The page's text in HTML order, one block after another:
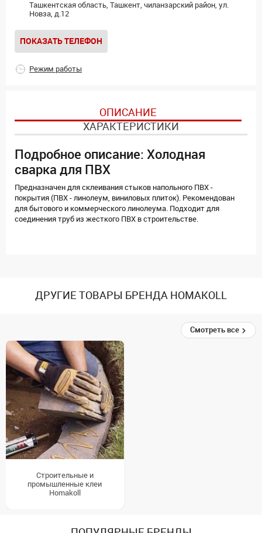
Ташкентская область, Ташкент, чиланзарский район, ул.
Новза, д.12
ПОКАЗАТЬ ТЕЛЕФОН
Режим работы
ОПИСАНИЕ
ХАРАКТЕРИСТИКИ
Подробное описание: Холодная
сварка для ПВХ
Предназначен для склеивания стыков напольного ПВХ -
покрытия (ПВХ - линолеум, виниловых плиток). Рекомендован
для бытового и коммерческого линолеума. Подходит для
соединения труб из жесткого ПВХ в строительстве.
ДРУГИЕ ТОВАРЫ БРЕНДА HOMAKOLL
Смотреть все
Строительные и
промышленные клеи
Homakoll